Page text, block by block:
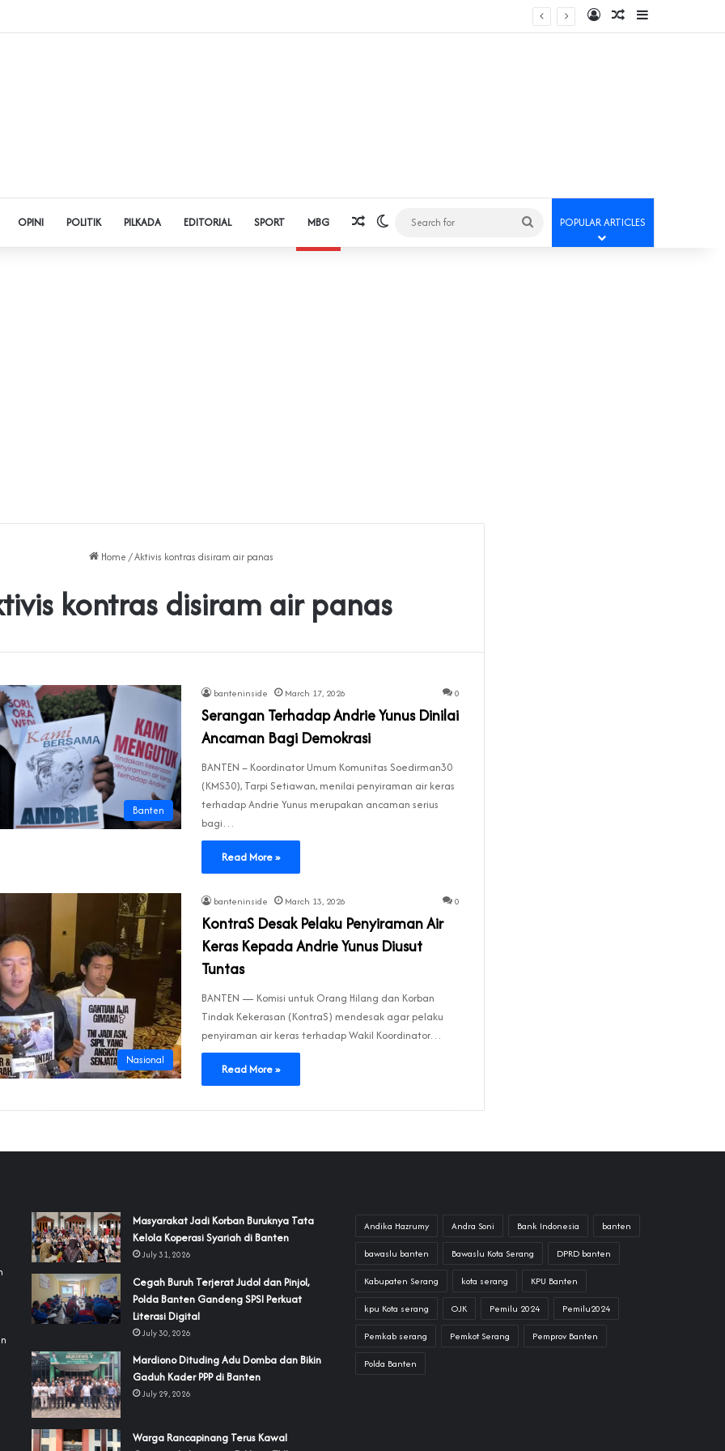
Log InRandom Article
Sidebar
OPINI POLITIK PILKADA EDITORIAL SPORT MBG Random Article
Switch skin
Search
for
POPULAR ARTICLES
Home /Aktivis kontras disiram air panas
kontras disiram air panas
Banten
banteninside March 17, 2026 0
Serangan Terhadap Andrie Yunus Dinilai
Ancaman Bagi Demokrasi
BANTEN – Koordinator Umum Komunitas Soedirman30
(KMS30), Tarpi Setiawan, menilai penyiraman air keras
terhadap Andrie Yunus merupakan ancaman serius
bagi…
Read More »
Nasional
banteninside March 13, 2026 0
KontraS Desak Pelaku Penyiraman Air
Keras Kepada Andrie Yunus Diusut
Tuntas
BANTEN — Komisi untuk Orang Hilang dan Korban
Tindak Kekerasan (KontraS) mendesak agar pelaku
penyiraman air keras terhadap Wakil Koordinator…
Read More »
‎Masyarakat Jadi Korban Buruknya Tata
Kelola Koperasi Syariah di Banten
July 31, 2026
Cegah Buruh Terjerat Judol dan Pinjol,
Polda Banten Gandeng SPSI Perkuat
Literasi Digital
July 30, 2026
‎Mardiono Dituding Adu Domba dan Bikin
Gaduh Kader PPP di Banten
July 29, 2026
‎Warga Rancapinang Terus Kawal
Andika Hazrumy Andra Soni Bank Indonesia banten
bawaslu banten Bawaslu Kota Serang DPRD banten
Kabupaten Serang kota serang KPU Banten
kpu Kota serang OJK Pemilu 2024 Pemilu2024
Pemkab serang Pemkot Serang Pemprov Banten
Polda Banten